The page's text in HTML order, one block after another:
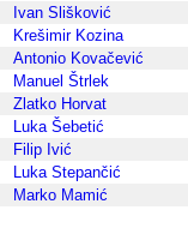
Ivan Slišković
Krešimir Kozina
Antonio Kovačević
Manuel Štrlek
Zlatko Horvat
Luka Šebetić
Filip Ivić
Luka Stepančić
Marko Mamić